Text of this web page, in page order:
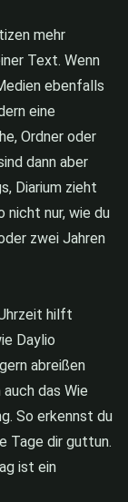
mehr
Text. Wenn
ebenfalls
eine
Ordner oder
dann aber
Diarium zieht
nicht nur, wie du
zwei Jahren
hilft
Daylio
abreißen
das Wie
So erkennst du
Tage dir guttun.
ist ein